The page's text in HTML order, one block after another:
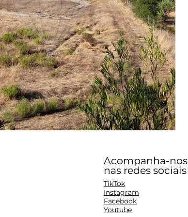
Acompanha-nos
nas redes sociais
TikTok
Instagram
Facebook
Youtube